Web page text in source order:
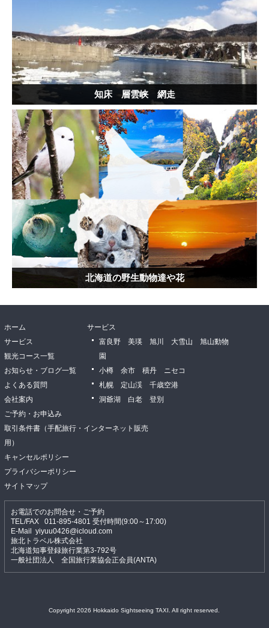
知床 層雲峡 網走
北海道の野生動物達や花
ホーム
サービス
観光コース一覧
お知らせ・ブログ一覧
よくある質問
会社案内
サービス
富良野 美瑛 旭川 大雪山 旭山動物
園
小樽 余市 積丹 ニセコ
札幌 定山渓 千歳空港
洞爺湖 白老 登別
ご予約・お申込み
取引条件書（手配旅行・インターネット販売
用）
キャンセルポリシー
プライバシーポリシー
サイトマップ
お電話でのお問合せ・ご予約
TEL/FAX 011-895-4801 受付時間(9:00～17:00)
E-Mail yiyuu0426@icloud.com
旅北トラベル株式会社
北海道知事登録旅行業第3-792号
一般社団法人 全国旅行業協会正会員(ANTA)
Copyright 2026 Hokkaido Sightseeing TAXI. All right reserved.